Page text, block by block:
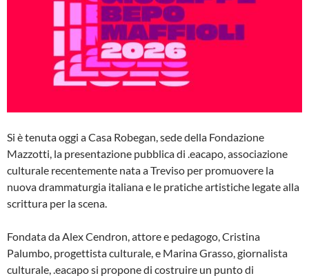
Si è tenuta oggi a Casa Robegan, sede della Fondazione
Mazzotti, la presentazione pubblica di .eacapo, associazione
culturale recentemente nata a Treviso per promuovere la
nuova drammaturgia italiana e le pratiche artistiche legate alla
scrittura per la scena.
Fondata da Alex Cendron, attore e pedagogo, Cristina
Palumbo, progettista culturale, e Marina Grasso, giornalista
culturale, .eacapo si propone di costruire un punto di